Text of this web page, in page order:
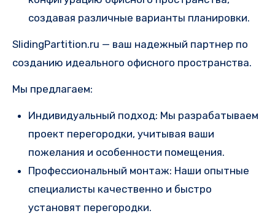
создавая различные варианты планировки.
SlidingPartition.ru — ваш надежный партнер по
созданию идеального офисного пространства.
Мы предлагаем:
Индивидуальный подход: Мы разрабатываем
проект перегородки, учитывая ваши
пожелания и особенности помещения.
Профессиональный монтаж: Наши опытные
специалисты качественно и быстро
установят перегородки.